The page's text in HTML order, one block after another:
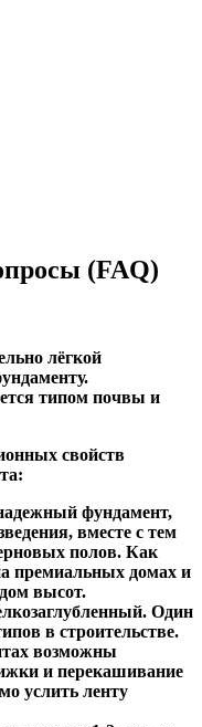
(FAQ)
лёгкой
типом почвы и
свойств
фундамент,
вместе с тем
полов. Как
премиальных домах и
высот.
Один
в строительстве.
возможны
и перекашивание
услить ленту